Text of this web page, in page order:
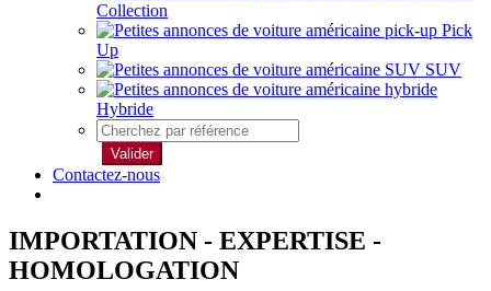
Collection
Pick
Up
SUV
Hybride
Valider
Contactez-nous
IMPORTATION - EXPERTISE -
HOMOLOGATION